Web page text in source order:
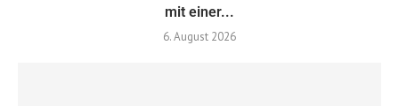
mit einer...
6. August 2026